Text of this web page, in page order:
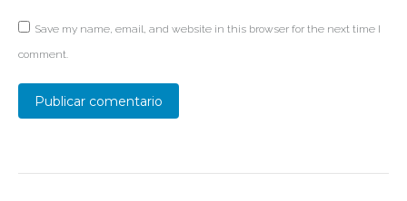
Save my name, email, and website in this browser for the next time I
comment.
Publicar comentario